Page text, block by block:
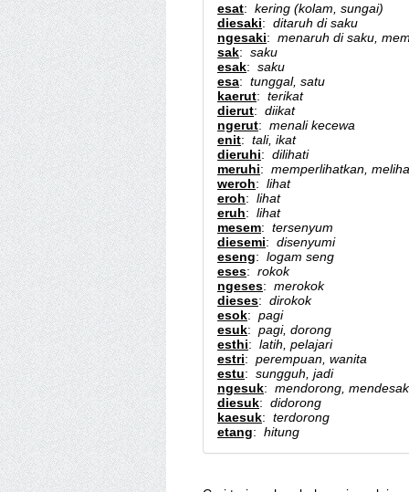
esat: kering (kolam, sungai)
diesaki: ditaruh di saku
ngesaki: menaruh di saku,
sak: saku
esak: saku
esa: tunggal, satu
kaerut: terikat
dierut: diikat
ngerut: menali kecewa
enit: tali, ikat
dieruhi: dilihati
meruhi: memperlihatkan,
weroh: lihat
eroh: lihat
eruh: lihat
mesem: tersenyum
diesemi: disenyumi
eseng: logam seng
eses: rokok
ngeses: merokok
dieses: dirokok
esok: pagi
esuk: pagi, dorong
esthi: latih, pelajari
estri: perempuan, wanita
estu: sungguh, jadi
ngesuk: mendorong, mendesak
diesuk: didorong
kaesuk: terdorong
etang: hitung